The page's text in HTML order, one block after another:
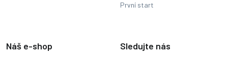
První start
Náš e-shop Sledujte nás